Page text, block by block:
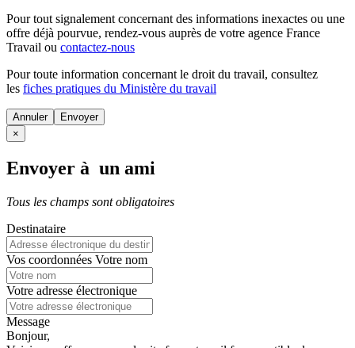
Pour tout signalement concernant des informations inexactes ou une
offre déjà pourvue, rendez-vous auprès de votre agence France
Travail ou contactez-nous
Pour toute information concernant le droit du travail, consultez
les fiches pratiques du Ministère du travail
Annuler
×
Envoyer à un ami
Tous les champs sont obligatoires
Destinataire
Vos coordonnées Votre nom
Votre adresse électronique
Message
Bonjour,